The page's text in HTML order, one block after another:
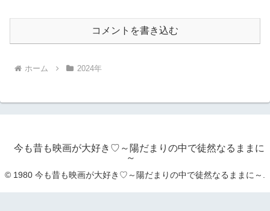
コメントを書き込む
ホーム 2024年
今も昔も映画が大好き♡～陽だまりの中で徒然なるままに
～
© 1980 今も昔も映画が大好き♡～陽だまりの中で徒然なるままに～.